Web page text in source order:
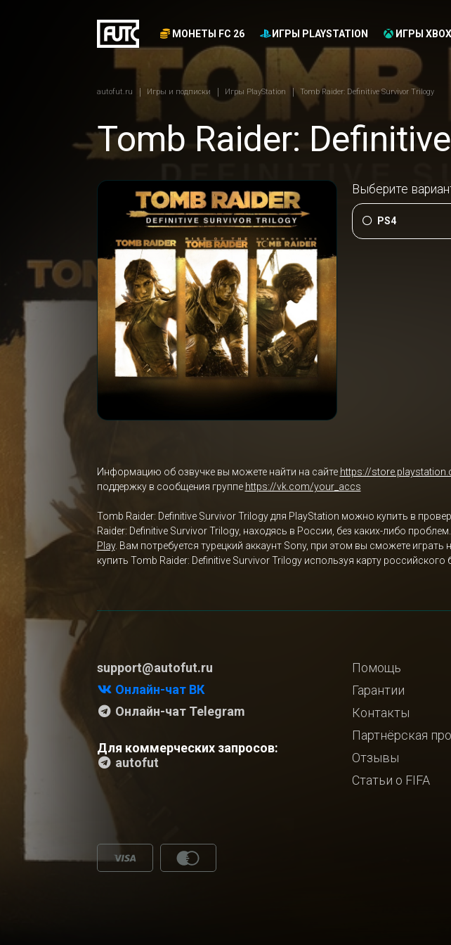
МОНЕТЫ FC 26 ИГРЫ PLAYSTATION ИГРЫ XBOX
autofut.ru Игры и подписки Игры PlayStation Tomb Raider: Definitive Survivor Trilogy
Tomb Raider:
Выберите
PS4
Информацию об озвучке вы можете найти на сайте https://
поддержку в сообщения группе https://vk.com/your_accs
Tomb Raider: Definitive Survivor Trilogy для PlayStation можно купить в
Raider: Definitive Survivor Trilogy, находясь в России, без каких-либо
Play. Вам потребуется турецкий аккаунт Sony, при этом вы сможете
купить Tomb Raider: Definitive Survivor Trilogy используя карту
support@autofut.ru
Онлайн-чат ВК
Онлайн-чат Telegram
Для коммерческих запросов:
autofut
Помощь
Гарантии
Контакты
Партнёрская
Отзывы
Статьи о FIFA